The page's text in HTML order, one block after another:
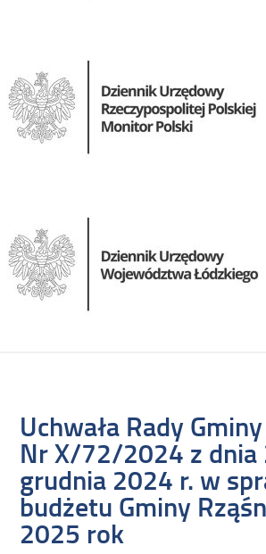
Uchwała Rady
Nr X/72/2024 z dnia
grudnia 2024 r. w
budżetu Gminy
2025 rok